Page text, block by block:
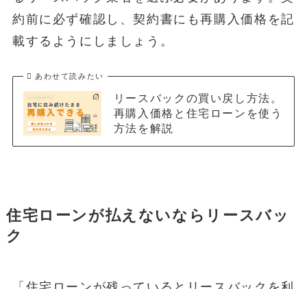
約前に必ず確認し、契約書にも再購入価格を記
載するようにしましょう。
あわせて読みたい
リースバックの買い戻し方法。
再購入価格と住宅ローンを使う
方法を解説
住宅ローンが払えないならリースバッ
ク